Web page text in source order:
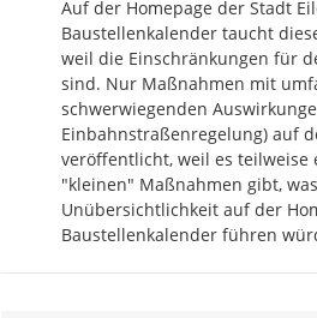
Auf der Homepage der Stadt
Baustellenkalender taucht
weil die Einschränkungen für
sind. Nur Maßnahmen mit
schwerwiegenden
Einbahnstraßenregelung) auf
veröffentlicht, weil es teilweise
"kleinen" Maßnahmen gibt,
Unübersichtlichkeit auf der
Baustellenkalender führen